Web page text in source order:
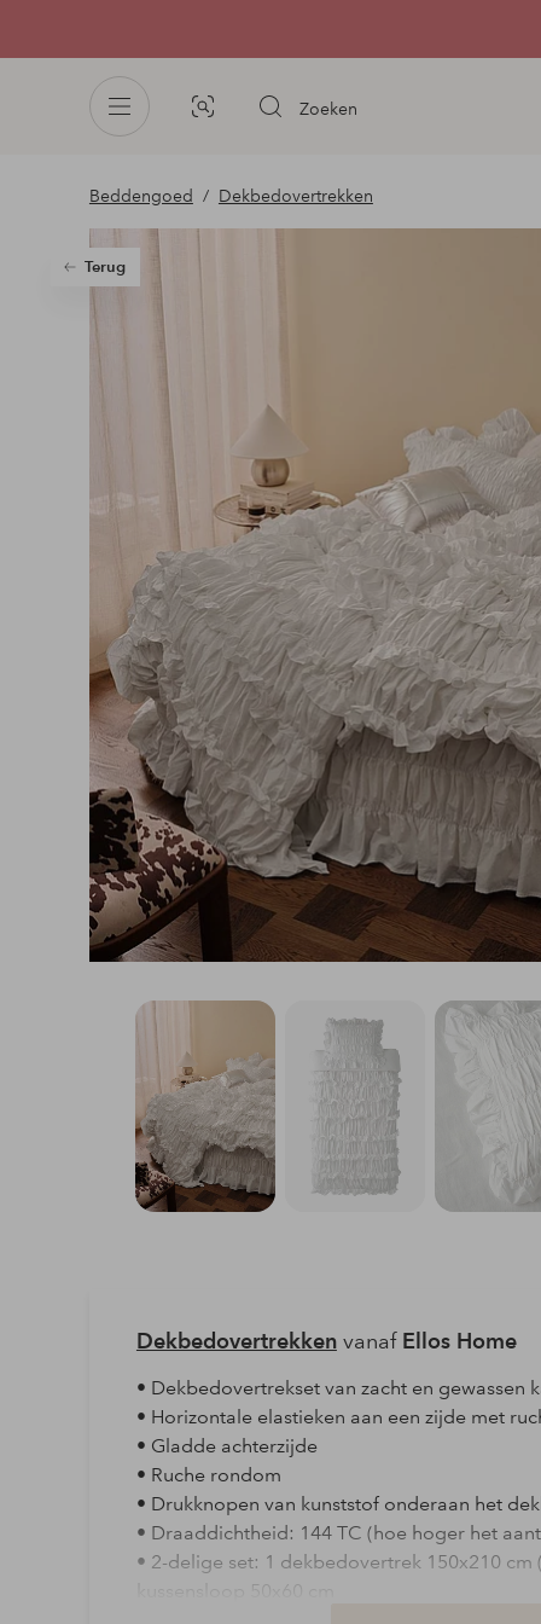
Afbeelding
Zoeken
Beddengoed Dekbedovertrekken
Terug
Dekbedovertrekkenvanaf Ellos Home
• Dekbedovertrekset van zacht en gewassen
• Horizontale elastieken aan een zijde met
• Gladde achterzijde
• Ruche rondom
• Drukknopen van kunststof onderaan het
• Draaddichtheid: 144 TC (hoe hoger het
• 2-delige set: 1 dekbedovertrek 150x210
kussensloop 50x60 cm